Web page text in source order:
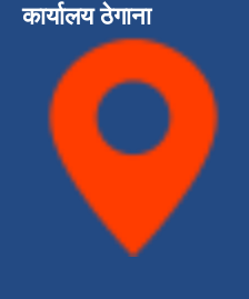
कार्यालय ठेगाना